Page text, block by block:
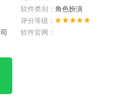
软件类别： 角色扮演
评分等级：
软件官网：